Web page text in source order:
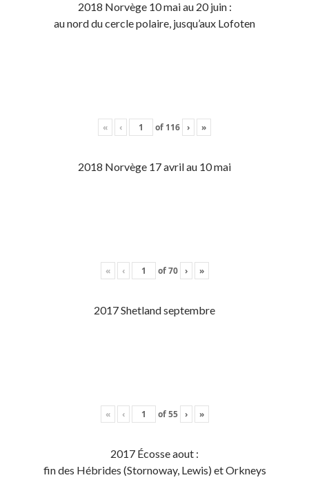
2018 Norvège 10 mai au 20 juin :
au nord du cercle polaire, jusqu’aux Lofoten
« ‹ of 116 › »
2018 Norvège 17 avril au 10 mai
« ‹ of70 › »
2017 Shetland septembre
« ‹ of55 › »
2017 Écosse aout :
fin des Hébrides (Stornoway, Lewis) et Orkneys